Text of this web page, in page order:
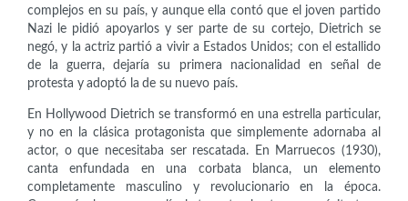
complejos en su país, y aunque ella contó que el joven partido
Nazi le pidió apoyarlos y ser parte de su cortejo, Dietrich se
negó, y la actriz partió a vivir a Estados Unidos; con el estallido
de la guerra, dejaría su primera nacionalidad en señal de
protesta y adoptó la de su nuevo país.
En Hollywood Dietrich se transformó en una estrella particular,
y no en la clásica protagonista que simplemente adornaba al
actor, o que necesitaba ser rescatada. En Marruecos (1930),
canta enfundada en una corbata blanca, un elemento
completamente masculino y revolucionario en la época.